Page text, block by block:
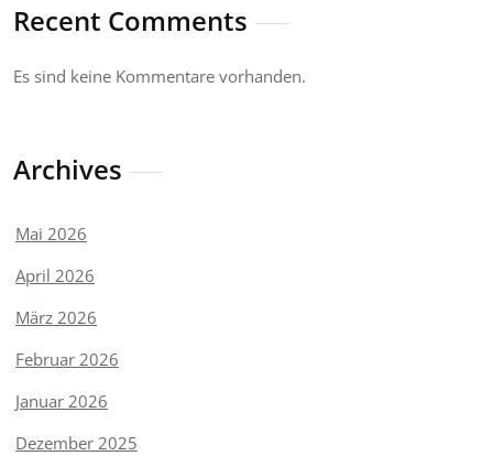
Recent Comments
Es sind keine Kommentare vorhanden.
Archives
Mai 2026
April 2026
März 2026
Februar 2026
Januar 2026
Dezember 2025